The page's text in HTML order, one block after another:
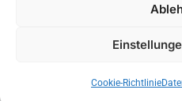
Cookie-Richtlinie
Rechte vorbehalten |
Optimized by